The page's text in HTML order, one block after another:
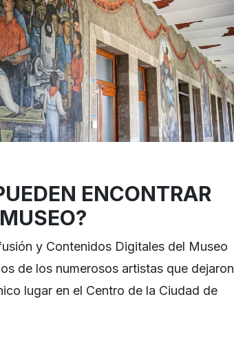
ENCONTRAR
y Contenidos Digitales del Museo
de los numerosos artistas que dejaron
lugar en el Centro de la Ciudad de